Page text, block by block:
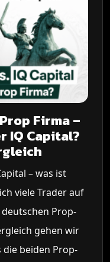
Firma –
IQ Capital?
– was ist
viele Trader auf
Prop-
gehen wir
beiden Prop-